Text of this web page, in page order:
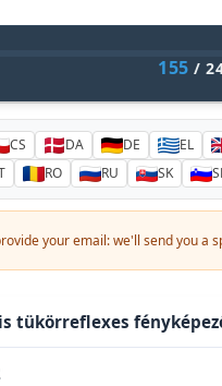
155 /
CS DA DE EL
RO RU SK
your email: we'll send you a
tükörreflexes